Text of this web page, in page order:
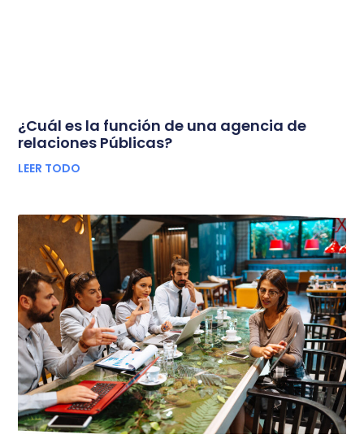
¿Cuál es la función de una agencia de
relaciones Públicas?
LEER TODO